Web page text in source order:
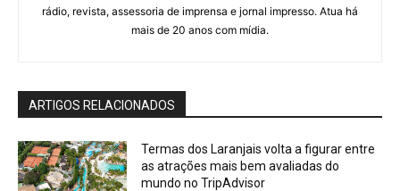
rádio, revista, assessoria de imprensa e jornal impresso. Atua há
mais de 20 anos com mídia.
ARTIGOS RELACIONADOS
Termas dos Laranjais volta a figurar entre
as atrações mais bem avaliadas do
mundo no TripAdvisor